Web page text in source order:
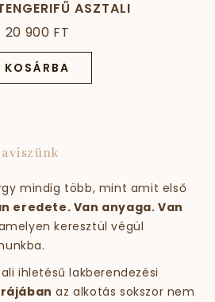
ASZTALI
DEKORÁCIÓ
20 900 FT
KOSÁRBA
mindig több, mint amit első
eredete. Van anyaga. Van
keresztül végül
ihletésű lakberendezési
az alkotás sokszor nem